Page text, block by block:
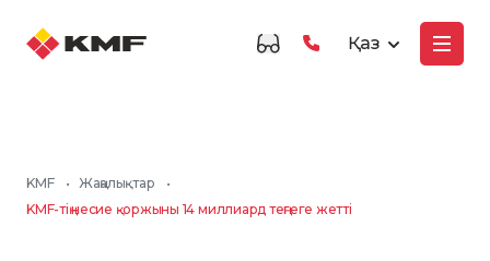
Қаз
KMF • Жаңалықтар
•
KMF-тің несие қоржыны 14 миллиард теңгеге жетті